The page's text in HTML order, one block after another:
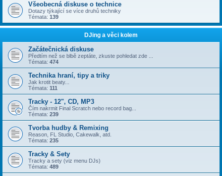
Všeobecná diskuse o technice
Dotazy týkající se více druhů techniky
Témata: 139
DJing a věci kolem
Začátečnická diskuse
Předtím než se blbě zeptáte, zkuste pohledat zde ...
Témata: 474
Technika hraní, tipy a triky
Jak krotit beaty...
Témata: 111
Tracky - 12", CD, MP3
Čím nakrmit Final Scratch nebo record bag...
Témata: 239
Tvorba hudby & Remixing
Reason, FL Studio, Cakewalk, atd.
Témata: 235
Tracky & Sety
Tracky a sety (viz menu DJs)
Témata: 489